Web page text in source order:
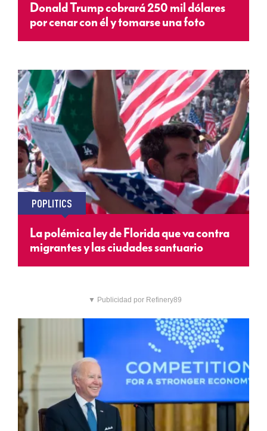
Donald Trump cobrará 250 mil dólares
por cenar con él y tomarse una foto
POPLITICS
La polémica ley de Florida que va contra
migrantes y las ciudades santuario
▼ Publicidad por Refinery89